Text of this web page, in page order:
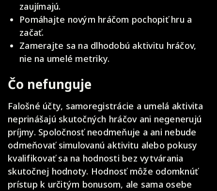
zaujímajú.
Pomáhajte novým hráčom pochopiť hru a
začať.
Zamerajte sa na dlhodobú aktivitu hráčov,
nie na umelé metriky.
Čo nefunguje
Falošné účty, samoregistrácie a umelá aktivita
neprinášajú skutočných hráčov ani negenerujú
príjmy. Spoločnosť neodmeňuje a ani nebude
odmeňovať simulovanú aktivitu alebo pokusy
kvalifikovať sa na hodnosti bez vytvárania
skutočnej hodnoty. Hodnosť môže odomknúť
prístup k určitým bonusom, ale sama osebe